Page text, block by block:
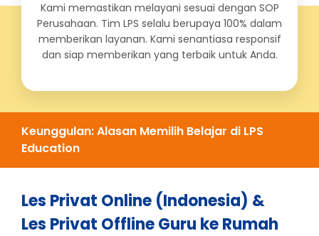
Kami memastikan melayani sesuai dengan SOP
Perusahaan. Tim LPS selalu berupaya 100% dalam
memberikan layanan. Kami senantiasa responsif
dan siap memberikan yang terbaik untuk Anda.
Keunggulan: Alasan Memilih Belajar di LPS
Education
Les Privat Online (Indonesia) &
Les Privat Offline Guru ke Rumah